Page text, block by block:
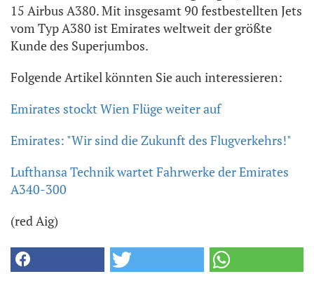
15 Airbus A380. Mit insgesamt 90 festbestellten Jets
vom Typ A380 ist Emirates weltweit der größte
Kunde des Superjumbos.
Folgende Artikel könnten Sie auch interessieren:
Emirates stockt Wien Flüge weiter auf
Emirates: "Wir sind die Zukunft des Flugverkehrs!"
Lufthansa Technik wartet Fahrwerke der Emirates
A340-300
(red Aig)